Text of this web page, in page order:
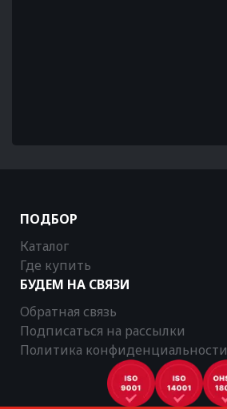
ПОДБОР
Каталог
Где купить
БУДЕМ НА СВЯЗИ
Обратная связь
Подписаться на рассылки
Политика конфиденциальности